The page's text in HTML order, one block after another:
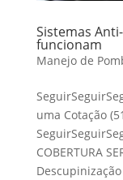
Sistemas
funcionam
Manejo de
uma Cotação
COBERTURA